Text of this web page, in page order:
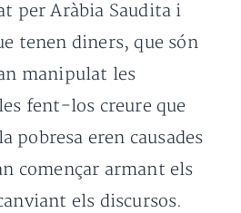
per Aràbia Saudita i
tenen diners, que són
manipulat les
fent-los creure que
pobresa eren causades
començar armant els
els discursos.